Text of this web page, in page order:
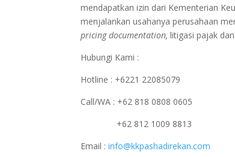
mendapatkan izin dari Kementerian
menjalankan usahanya perusahaan
pricing documentation,litigasi pajak
Hubungi Kami :
Hotline : +6221 22085079
Call/WA : +62 818 0808 0605
+62 812 1009 8813
Email :info@kkpashadirekan.com